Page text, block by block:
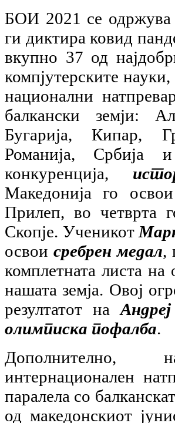
БОИ 2021 се одржува
ги диктира ковид
вкупно 37 од
компјутерските
национални
балкански земји:
Бугарија, Кипар,
Романија, Србија
конкуренција,
Македонија го
Прилеп, во четврта
Скопје. Ученикот
освоисребрен медал,
комплетната листа на
нашата земја. Овој
резултатот на
олимписка пофалба.
Дополнително,
интернационален
паралела со
од македонскиот